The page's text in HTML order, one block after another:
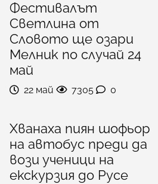
Фестивалът
Светлина от
Словото ще озари
Мелник по случай 24
май
22 май 7305 0
Хванаха пиян шофьор
на автобус преди да
вози ученици на
екскурзия до Русе